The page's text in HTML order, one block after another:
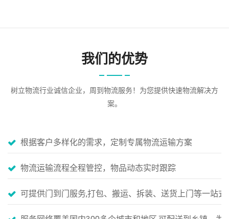
我们的优势
树立物流行业诚信企业，周到物流服务！为您提供快速物流解决方
案。
根据客户多样化的需求，定制专属物流运输方案
物流运输流程全程管控，物品动态实时跟踪
可提供门到门服务,打包、搬运、拆装、送货上门等一站